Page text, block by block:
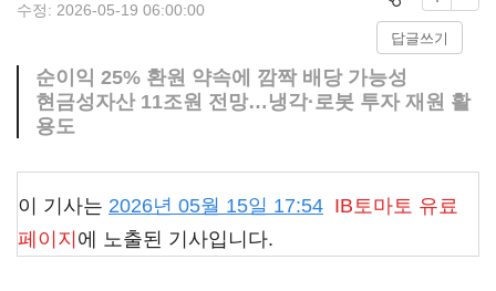
수정: 2026-05-19 06:00:00
답글쓰기
순이익 25% 환원 약속에 깜짝 배당 가능성
현금성자산 11조원 전망…냉각·로봇 투자 재원 활
용도
이 기사는 2026년 05월 15일 17:54 IB토마토 유료
페이지 에 노출된 기사입니다.